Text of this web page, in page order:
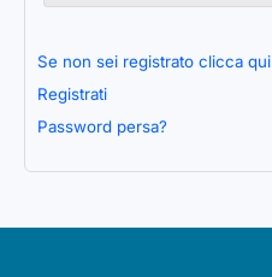
Se non sei registrato clicca qui
Registrati
Password persa?